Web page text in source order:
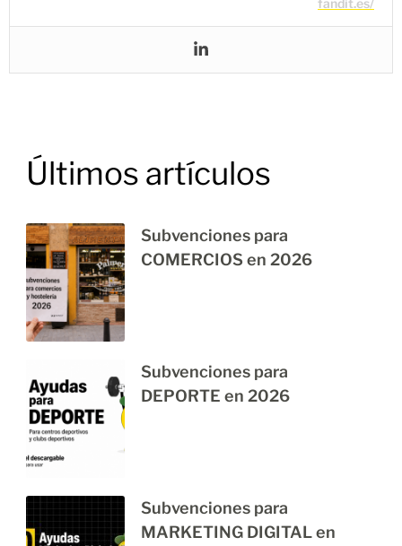
fandit.es/
Últimos artículos
Subvenciones para
COMERCIOS en 2026
Subvenciones para
DEPORTE en 2026
Subvenciones para
MARKETING DIGITAL en